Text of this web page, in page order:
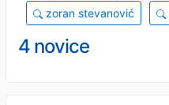
zoran stevanović
4 novice